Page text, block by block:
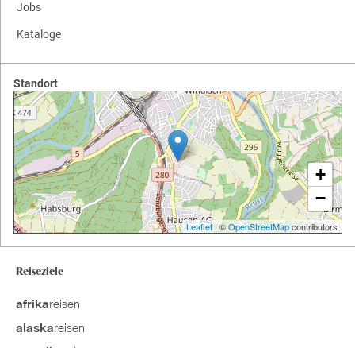
Jobs
Kataloge
Standort
+
−
Leaflet| ©OpenStreetMapcontributors
Reiseziele
afrikareisen
alaskareisen